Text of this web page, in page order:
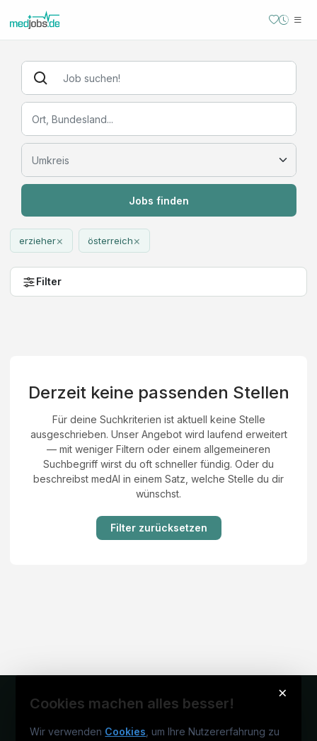
Jobs finden
erzieher× österreich×
Filter
Derzeit keine passenden Stellen
Für deine Suchkriterien ist aktuell keine Stelle
ausgeschrieben. Unser Angebot wird laufend erweitert
— mit weniger Filtern oder einem allgemeineren
Suchbegriff wirst du oft schneller fündig. Oder du
beschreibst medAI in einem Satz, welche Stelle du dir
wünschst.
Filter zurücksetzen
×
Cookies machen alles besser!
Wir verwenden Cookies , um Ihre Nutzererfahrung zu